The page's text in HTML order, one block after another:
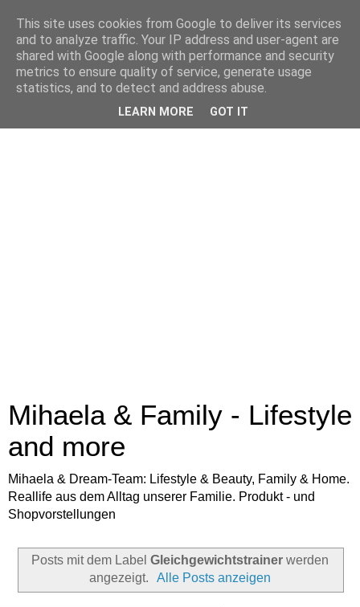
Mihaela & Family - Lifestyle
and more
Mihaela & Dream-Team: Lifestyle & Beauty, Family & Home.
Reallife aus dem Alltag unserer Familie. Produkt - und
Shopvorstellungen
Posts mit dem Label Gleichgewichtstrainer werden
angezeigt.
Alle Posts anzeigen
This site uses cookies from Google to deliver its services
and to analyze traffic. Your IP address and user-agent are
shared with Google along with performance and security
metrics to ensure quality of service, generate usage
statistics, and to detect and address abuse.
LEARN MORE GOT IT